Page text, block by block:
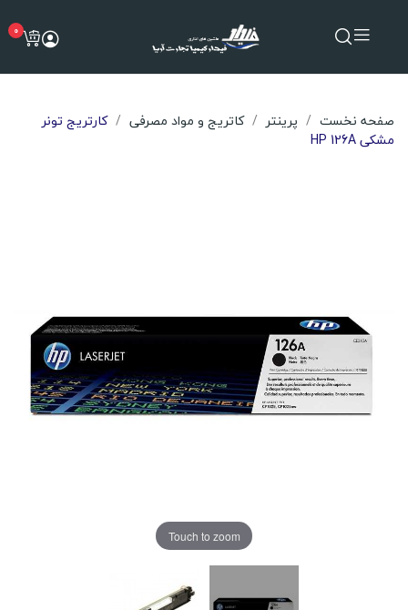
0
صفحه نخست پرینتر کاتریج و مواد مصرفی
کارتریج تونر
مشکی HP 126A
Touch to zoom